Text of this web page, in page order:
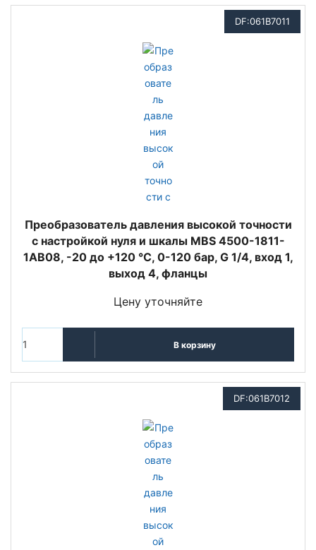
DF:061B7011
Преобразователь давления высокой точности
с настройкой нуля и шкалы MBS 4500-1811-
1AB08, -20 до +120 °C, 0-120 бар, G 1/4, вход 1,
выход 4, фланцы
Цену уточняйте
В корзину
DF:061B7012